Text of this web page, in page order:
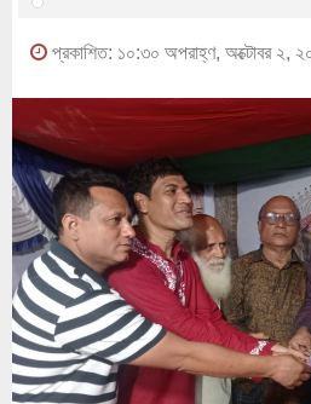
প্রকাশিত: ১০:৩০ অপরাহ্ণ, অক্টোবর ২,